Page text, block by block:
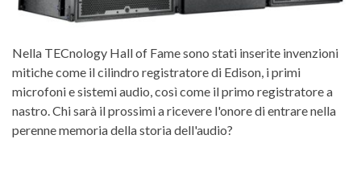
Nella TECnology Hall of Fame sono stati inserite invenzioni
mitiche come il cilindro registratore di Edison, i primi
microfoni e sistemi audio, così come il primo registratore a
nastro. Chi sarà il prossimi a ricevere l'onore di entrare nella
perenne memoria della storia dell'audio?